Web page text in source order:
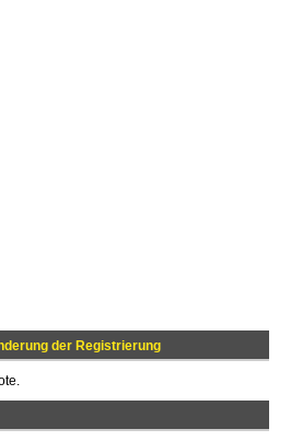
der Registrierung